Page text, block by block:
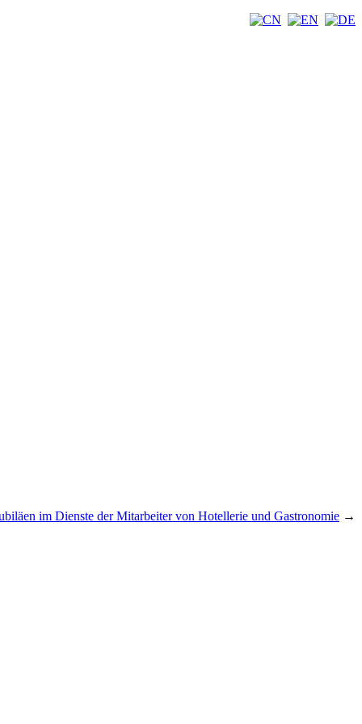
im Dienste der Mitarbeiter von Hotellerie und Gastronomie →